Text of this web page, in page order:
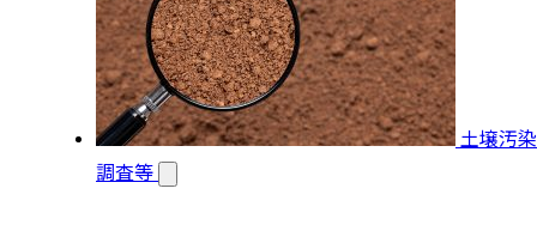
土壌汚染
調査等